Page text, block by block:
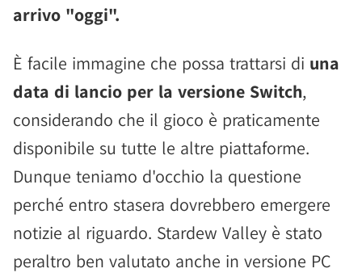
arrivo "oggi".
È facile immagine che possa trattarsi di una
data di lancio per la versione Switch,
considerando che il gioco è praticamente
disponibile su tutte le altre piattaforme.
Dunque teniamo d'occhio la questione
perché entro stasera dovrebbero emergere
notizie al riguardo. Stardew Valley è stato
peraltro ben valutato anche in versione PC